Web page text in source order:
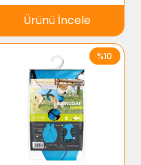
Ürünü İncele
%10